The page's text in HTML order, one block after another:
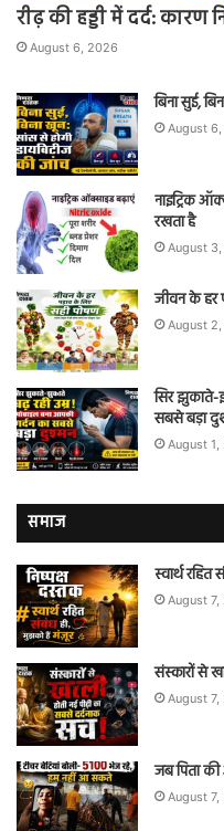
रीढ़ की हड्डी में दर्द: कारण
August 6, 2026
बिना सुई,
August
नाइट्रिक
रखता है
August
जीवन के हर
August
सिर झुकाते-
सबसे बड़ा
August 1,
समाज
स्वार्थ
August 7,
संस्कारों से
August 7,
जब पिता
August 7,